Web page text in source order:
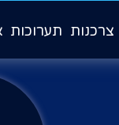
צרכנות תערוכות